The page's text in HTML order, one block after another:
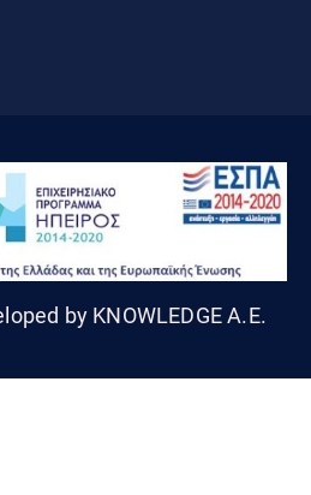
by KNOWLEDGE A.E.